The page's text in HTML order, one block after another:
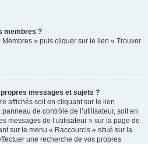
membres ?
» puis cliquer sur le lien « Trouver
messages et sujets ?
affichés soit en cliquant sur le lien
de contrôle de l’utilisateur, soit en
messages de l’utilisateur » sur la page de
sur le menu « Raccourcis » situé sur la
une recherche de vos propres